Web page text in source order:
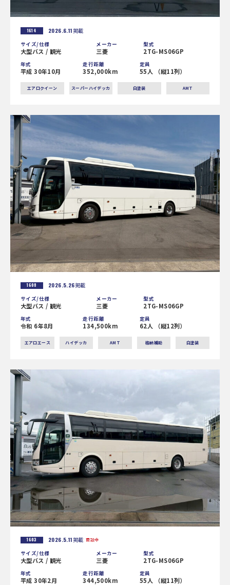
1614 2026.6.11掲載
サイズ/仕様
大型バス / 観光
メーカー
三菱
型式
2TG-MS06GP
年式
平成 30年10月
走行距離
352,000km
定員
55人 （縦11列）
エアロクイーン スーパーハイデッカ 白塗装 AMT
1608 2026.5.26掲載
サイズ/仕様
大型バス / 観光
メーカー
三菱
型式
2TG-MS06GP
年式
令和 6年8月
走行距離
134,500km
定員
62人 （縦12列）
エアロエース ハイデッカ AMT 格納補助 白塗装
1603 2026.5.11掲載 商談中
サイズ/仕様
大型バス / 観光
メーカー
三菱
型式
2TG-MS06GP
年式
平成 30年2月
走行距離
344,500km
定員
55人 （縦11列）